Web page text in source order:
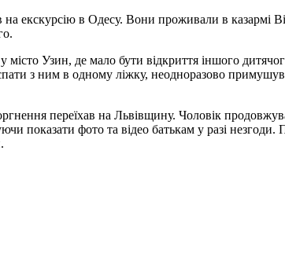
екскурсію в Одесу. Вони проживали в казармі
місто Узин, де мало бути відкриття іншого
з ним в одному ліжку, неодноразово
переїхав на Львівщину. Чоловік
показати фото та відео батькам у разі